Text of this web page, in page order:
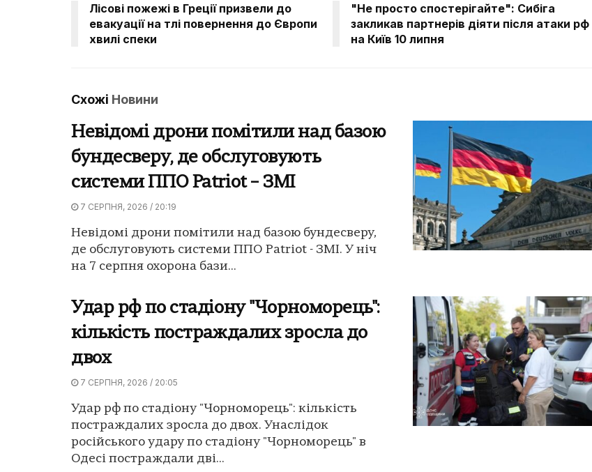
Лісові пожежі в Греції призвели до
евакуації на тлі повернення до Європи
хвилі спеки
"Не просто спостерігайте": Сибіга
закликав партнерів діяти після атаки рф
на Київ 10 липня
Схожі Новини
Невідомі дрони помітили над базою
бундесверу, де обслуговують
системи ППО Patriot – ЗМІ
7 СЕРПНЯ, 2026 / 20:19
Невідомі дрони помітили над базою бундесверу,
де обслуговують системи ППО Patriot - ЗМІ. У ніч
на 7 серпня охорона бази...
Удар рф по стадіону "Чорноморець":
кількість постраждалих зросла до
двох
7 СЕРПНЯ, 2026 / 20:05
Удар рф по стадіону "Чорноморець": кількість
постраждалих зросла до двох. Унаслідок
російського удару по стадіону "Чорноморець" в
Одесі постраждали дві...